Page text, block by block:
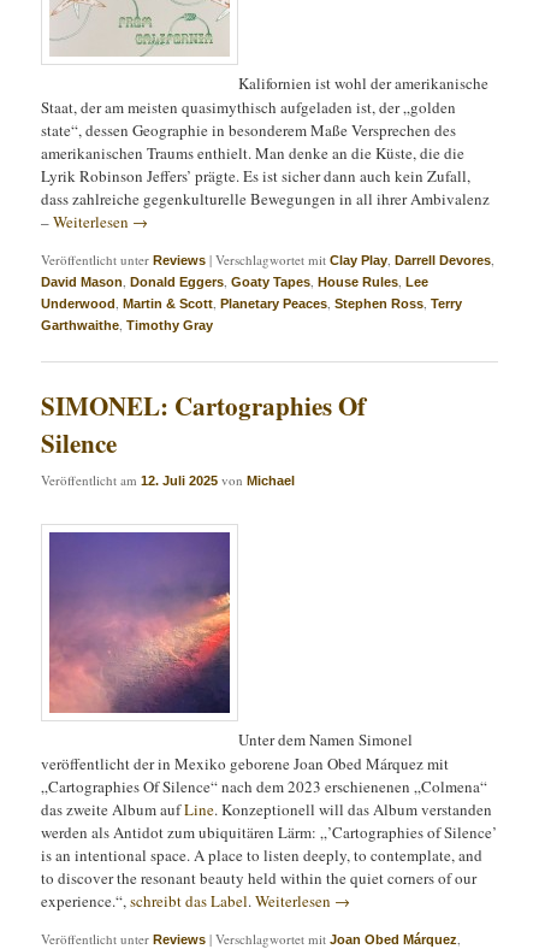
Kalifornien ist wohl der amerikanische
Staat, der am meisten quasimythisch aufgeladen ist, der „golden
state“, dessen Geographie in besonderem Maße Versprechen des
amerikanischen Traums enthielt. Man denke an die Küste, die die
Lyrik Robinson Jeffers’ prägte. Es ist sicher dann auch kein Zufall,
dass zahlreiche gegenkulturelle Bewegungen in all ihrer Ambivalenz
–Weiterlesen →
Veröffentlicht unter Reviews |Verschlagwortet mit Clay Play ,Darrell Devores
David Mason ,Donald Eggers ,Goaty Tapes ,House Rules ,Lee
Underwood ,Martin & Scott ,Planetary Peaces ,Stephen Ross ,Terry
Garthwaithe ,Timothy Gray
SIMONEL: Cartographies Of
Silence
Veröffentlicht am12. Juli 2025 vonMichael
Unter dem Namen Simonel
veröffentlicht der in Mexiko geborene Joan Obed Márquez mit
„Cartographies Of Silence“ nach dem 2023 erschienenen „Colmena“
das zweite Album aufLine. Konzeptionell will das Album verstanden
werden als Antidot zum ubiquitären Lärm: „’Cartographies of Silence’
is an intentional space. A place to listen deeply, to contemplate, and
to discover the resonant beauty held within the quiet corners of our
experience.“,schreibt das Label.Weiterlesen →
Veröffentlicht unter Reviews |Verschlagwortet mit Joan Obed Márquez